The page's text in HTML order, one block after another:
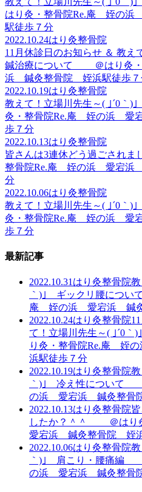
はり灸・整骨院Re.庵 姪の
駅徒歩７分
2022.10.24はり灸整骨院
11月休診日のお知らせ ＆ 教え
鍼治療について ＠はり灸
浜 鍼灸整骨院 姪浜駅徒歩７
2022.10.19はり灸整骨院
教えて！立場川先生～( ｣´0
灸・整骨院Re.庵 姪の浜 愛
歩７分
2022.10.13はり灸整骨院
皆さんは3連休どう過ごされ
整骨院Re.庵 姪の浜 愛宕浜
分
2022.10.06はり灸整骨院
教えて！立場川先生～( ｣´0
灸・整骨院Re.庵 姪の浜 愛
歩７分
最新記事
2022.10.31 はり灸整骨院
｀)｣ ギックリ腰につ
庵 姪の浜 愛宕浜 鍼
2022.10.24はり灸整骨院
て！立場川先生～( ｣
り灸・整骨院Re.庵 姪
浜駅徒歩７分
2022.10.19はり灸整骨院
｀)｣ 冷え性について
の浜 愛宕浜 鍼灸整骨
2022.10.13はり灸整骨院
したか？＾＾ ＠はり
愛宕浜 鍼灸整骨院 姪
2022.10.06はり灸整骨院
｀)｣ 肩こり・腰痛編
の浜 愛宕浜 鍼灸整骨